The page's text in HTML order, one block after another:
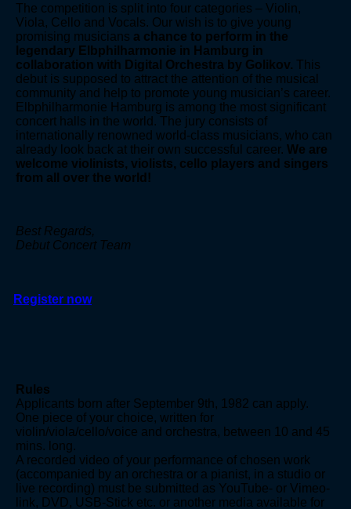
The competition is split into four categories – Violin,
Viola, Cello and Vocals. Our wish is to give young
promising musicians a chance to perform in the
legendary Elbphilharmonie in Hamburg in
collaboration with Digital Orchestra by Golikov. This
debut is supposed to attract the attention of the musical
community and help to promote young musician’s career.
Elbphilharmonie Hamburg is among the most significant
concert halls in the world. The jury consists of
internationally renowned world-class musicians, who can
already look back at their own successful career. We are
welcome violinists, violists, cello players and singers
from all over the world!
Best Regards,
Debut Concert Team
Register now
Rules
Applicants born after September 9th, 1982 can apply.
One piece of your choice, written for
violin/viola/cello/voice and orchestra, between 10 and 45
mins. long.
A recorded video of your performance of chosen work
(accompanied by an orchestra or a pianist, in a studio or
live recording) must be submitted as YouTube- or Vimeo-
link, DVD, USB-Stick etc. or another media available for